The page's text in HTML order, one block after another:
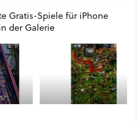
Gratis-Spiele für iPhone
der Galerie